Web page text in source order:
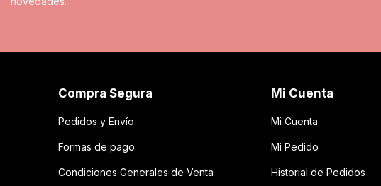
Compra Segura
Pedidos y Envío
Formas de pago
Condiciones Generales de Venta
Mi Cuenta
Mi Cuenta
Mi Pedido
Historial de Pedidos